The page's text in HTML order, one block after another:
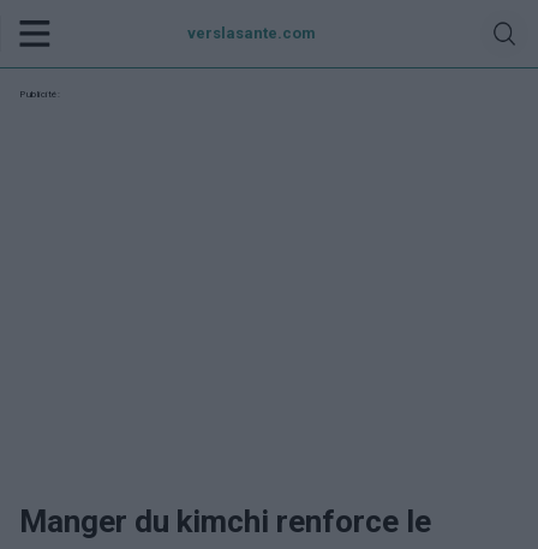
verslasante.com
Publicité:
Manger du kimchi renforce le